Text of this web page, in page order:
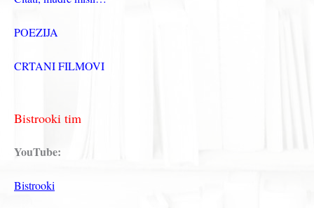
POEZIJA
CRTANI FILMOVI
Bistrooki tim
YouTube:
Bistrooki